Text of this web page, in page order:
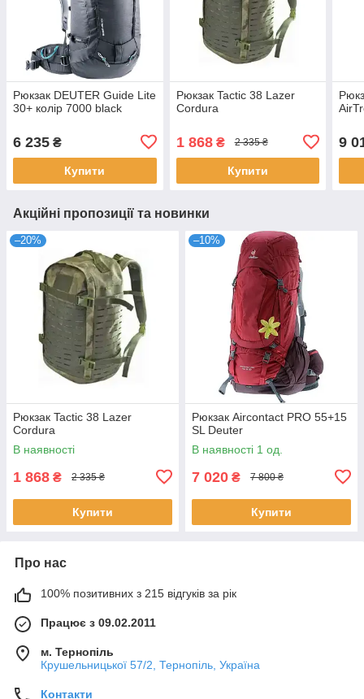
Рюкзак DEUTER Guide Lite
30+ колір 7000 black
6 235 ₴
Купити
Рюкзак Tactic 38 Lazer
Cordura
1 868₴ 2 335 ₴
Купити
9
Акційні пропозиції та новинки
–20%
Рюкзак Tactic 38 Lazer
Cordura
В наявності
1 868 ₴ 2 335 ₴
Купити
–10%
Рюкзак Aircontact PRO 55+15
SL Deuter
В наявності 1 од.
7 020 ₴ 7 800 ₴
Купити
Про нас
100% позитивних з 215 відгуків за рік
Працює з 09.02.2011
м. Тернопіль
Крушельницької 57/2, Тернопіль, Україна
Контакти